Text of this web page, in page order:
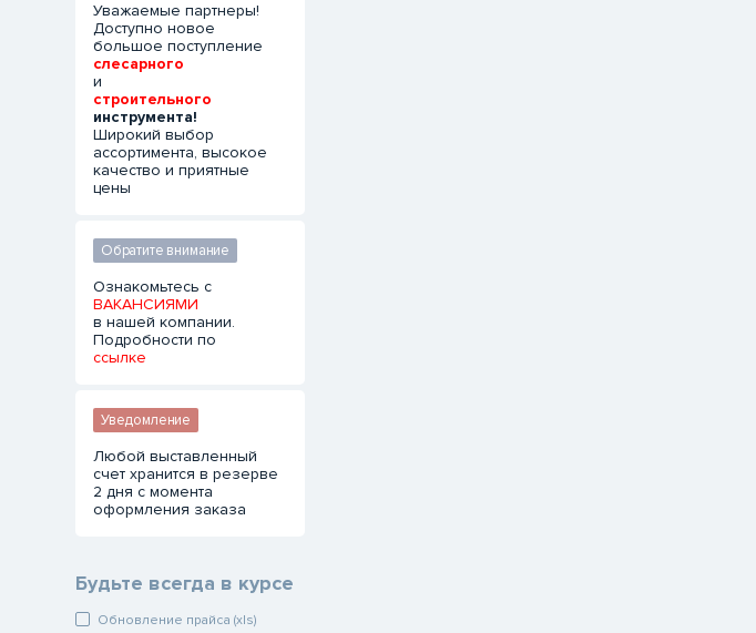
Уважаемые партнеры!
Доступно новое
большое поступление
слесарного
и
строительного
инструмента!
Широкий выбор
ассортимента, высокое
качество и приятные
цены
Обратите внимание
Ознакомьтесь с
ВАКАНСИЯМИ
в нашей компании.
Подробности по
ссылке
Уведомление
Любой выставленный
счет хранится в резерве
2 дня с момента
оформления заказа
Будьте всегда в курсе
Обновление прайса (xls)